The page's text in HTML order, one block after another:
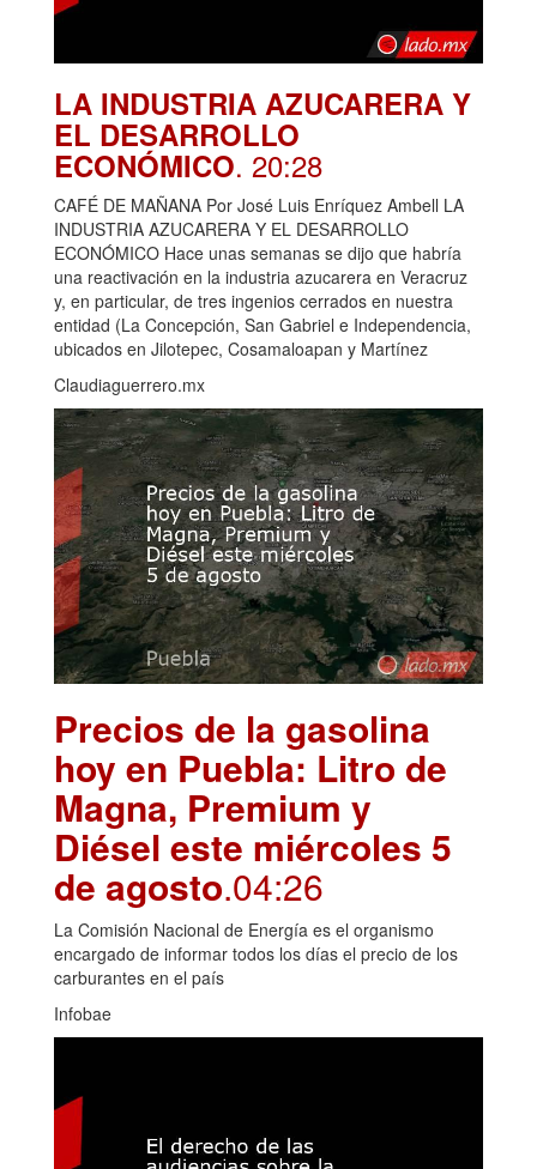
LA INDUSTRIA AZUCARERA Y
EL DESARROLLO
ECONÓMICO. 20:28
CAFÉ DE MAÑANA Por José Luis Enríquez Ambell LA
INDUSTRIA AZUCARERA Y EL DESARROLLO
ECONÓMICO Hace unas semanas se dijo que habría
una reactivación en la industria azucarera en Veracruz
y, en particular, de tres ingenios cerrados en nuestra
entidad (La Concepción, San Gabriel e Independencia,
ubicados en Jilotepec, Cosamaloapan y Martínez
Claudiaguerrero.mx
Precios de la gasolina
hoy en Puebla: Litro de
Magna, Premium y
Diésel este miércoles 5
de agosto.04:26
La Comisión Nacional de Energía es el organismo
encargado de informar todos los días el precio de los
carburantes en el país
Infobae